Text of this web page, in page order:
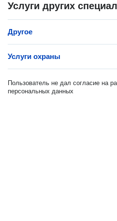
Услуги других
Другое
Услуги охраны
Пользователь не дал согласие на
персональных данных